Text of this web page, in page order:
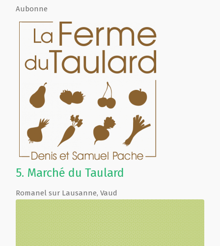
Aubonne
5. Marché du Taulard
Romanel sur Lausanne, Vaud